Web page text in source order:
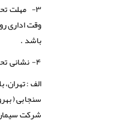
۳- مهلت تحویل پاکت های پیشنهادی:
باشد .
۴- نشانی
الف : تهران،
شرکت